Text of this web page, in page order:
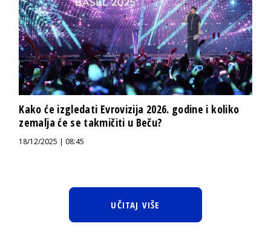
Kako će izgledati Evrovizija 2026. godine i koliko
zemalja će se takmičiti u Beču?
18/12/2025 | 08:45
UČITAJ VIŠE